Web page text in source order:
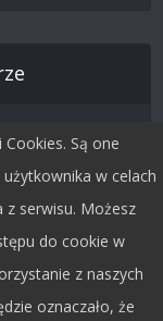
Są one
w celach
z serwisu. Możesz
do cookie w
z naszych
oznaczało, że